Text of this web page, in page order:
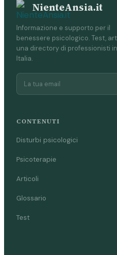
NienteAnsia.it
Informazione e supporto per il
benessere psicologico. Test,
una directory di professionisti
Italia.
CONTENUTI
Disturbi psicologici
Psicoterapie
Articoli
Glossario
Test